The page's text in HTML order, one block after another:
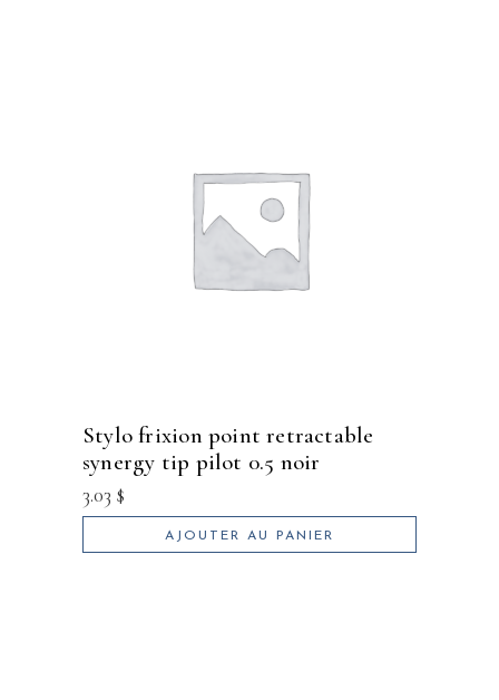
stylo frixion point retractable
synergy tip pilot 0.5 noir
3.03 $
AJOUTER AU PANIER